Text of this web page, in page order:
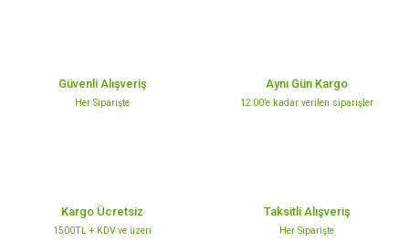
Ürün bilgilerinde hatalar bulunuyor.
Güvenli Alışveriş
Her Siparişte
Aynı Gün Kargo
12:00’e kadar verilen siparişler
Kargo Ücretsiz
1500TL + KDV ve üzeri
Taksitli Alışveriş
Her Siparişte